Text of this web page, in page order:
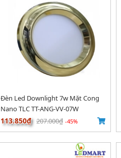
Đèn Led Downlight 7w Mặt Cong
Nano TLC TT-ANG-VV-07W
113.850₫ 207.000₫ -45%